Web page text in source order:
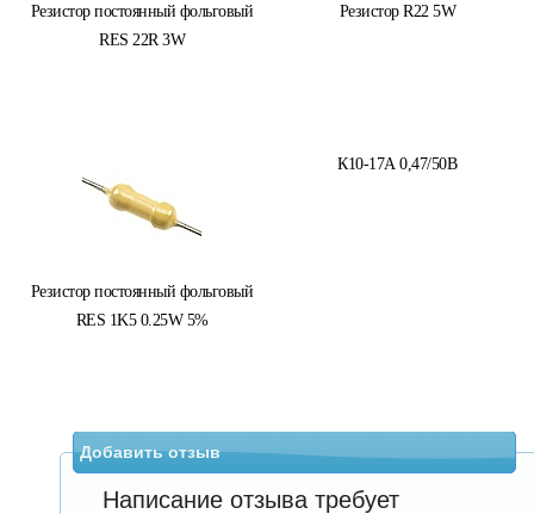
Резистор постоянный фольговый
RES 22R 3W
Резистор R22 5W
Резистор постоянный фольговый
RES 1K5 0.25W 5%
К10-17А 0,47/50В
Добавить отзыв
Написание отзыва требует